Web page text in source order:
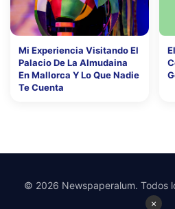
Mi Experiencia Visitando El
Palacio De La Almudaina
En Mallorca Y Lo Que Nadie
Te Cuenta
×
© 2026 Newspaperalum. Todos